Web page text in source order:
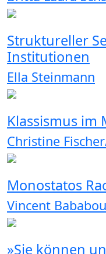
Struktureller
Institutionen
Ella Steinmann
Klassismus im
Christine
Monostatos
Vincent
»Sie können